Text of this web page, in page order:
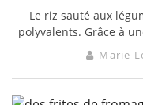
Le riz sauté aux
polyvalents. Grâce à
Marie